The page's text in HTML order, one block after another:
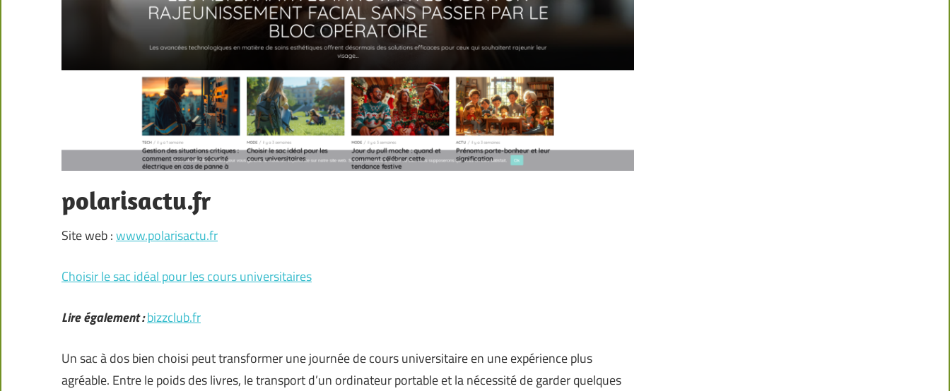
polarisactu.fr
Site web :www.polarisactu.fr
Choisir le sac idéal pour les cours universitaires
Lire également :bizzclub.fr
Un sac à dos bien choisi peut transformer une journée de cours universitaire en une expérience plus
agréable. Entre le poids des livres, le transport d’un ordinateur portable et la nécessité de garder quelques